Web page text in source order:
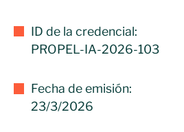
ID de la credencial:
PROPEL-IA-2026-103
Fecha de emisión:
23/3/2026